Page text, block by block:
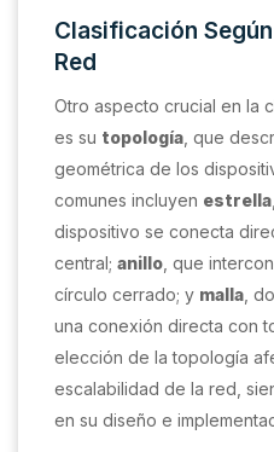
Clasificación
Red
Otro aspecto crucial en la
es su topología , que
geométrica de los
comunes incluyen estrella
dispositivo se conecta
central; anillo , que
círculo cerrado; y malla ,
una conexión directa con
elección de la topología
escalabilidad de la red,
en su diseño e